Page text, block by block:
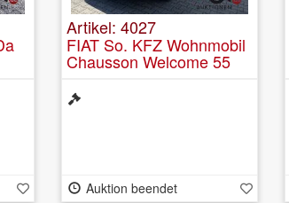
Artikel: 4027
FIAT So. KFZ Wohnmobil
Chausson Welcome 55
Auktion beendet